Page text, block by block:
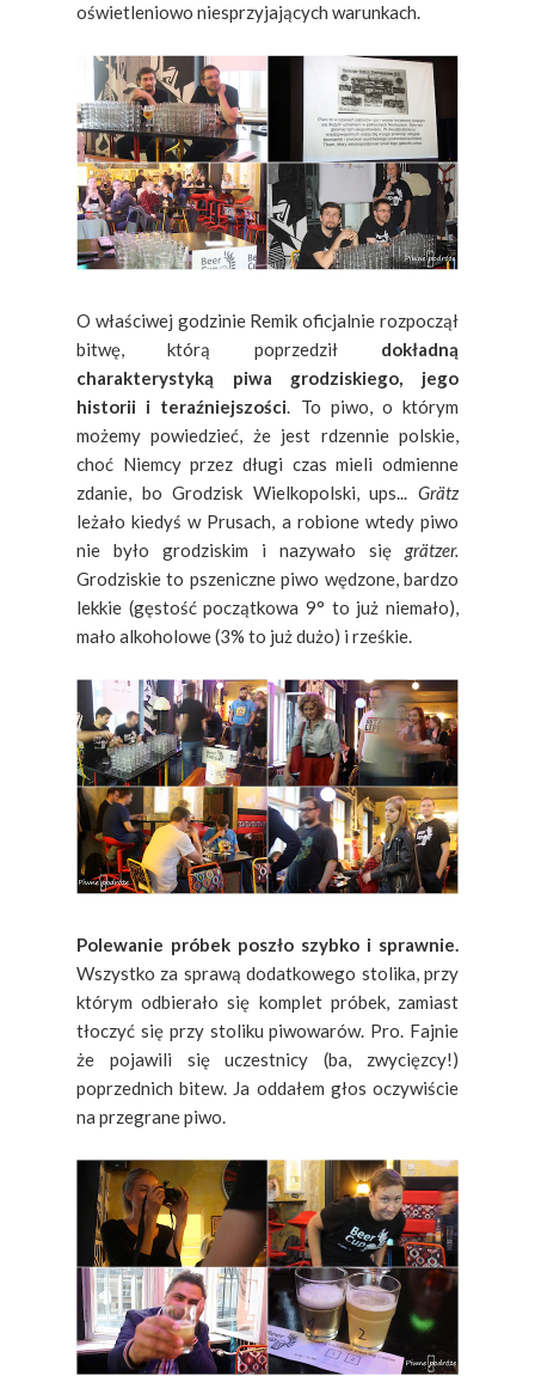
oświetleniowo niesprzyjających warunkach.
O właściwej godzinie Remik oficjalnie rozpoczął
bitwę, którą poprzedził dokładną
charakterystyką piwa grodziskiego, jego
historii i teraźniejszości. To piwo, o którym
możemy powiedzieć, że jest rdzennie polskie,
choć Niemcy przez długi czas mieli odmienne
zdanie, bo Grodzisk Wielkopolski, ups... Grätz
leżało kiedyś w Prusach, a robione wtedy piwo
nie było grodziskim i nazywało się grätzer.
Grodziskie to pszeniczne piwo wędzone, bardzo
lekkie (gęstość początkowa 9° to już niemało),
mało alkoholowe (3% to już dużo) i rześkie.
Polewanie próbek poszło szybko i sprawnie.
Wszystko za sprawą dodatkowego stolika, przy
którym odbierało się komplet próbek, zamiast
tłoczyć się przy stoliku piwowarów. Pro. Fajnie
że pojawili się uczestnicy (ba, zwycięzcy!)
poprzednich bitew. Ja oddałem głos oczywiście
na przegrane piwo.